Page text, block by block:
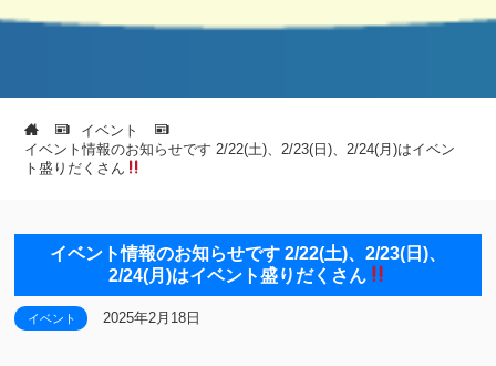
イベント
イベント情報のお知らせです 2/22(土)、2/23(日)、2/24(月)はイベン
ト盛りだくさん
イベント情報のお知らせです 2/22(土)、2/23(日)、
2/24(月)はイベント盛りだくさん
イベント 2025年2月18日